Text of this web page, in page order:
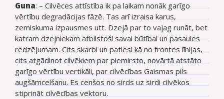
Guna: – Cilvēces attīstība ik pa laikam nonāk garīgo
vērtību degradācijas fāzē. Tas arī izraisa karus,
zemiskuma izpausmes utt. Dzejā par to vajag runāt, bet
katram dzejniekam atbilstoši savai būtībai un pasaules
redzējumam. Cits skarbi un patiesi kā no frontes līnijas,
cits atgādinot cilvēkiem par piemirsto, novārtā atstāto
garīgo vērtību vertikāli, par cilvēcības Gaismas pils
augšāmcelšanu. Es cenšos no sirds uz sirdi cilvēkos
stiprināt cilvēcības vektoru.